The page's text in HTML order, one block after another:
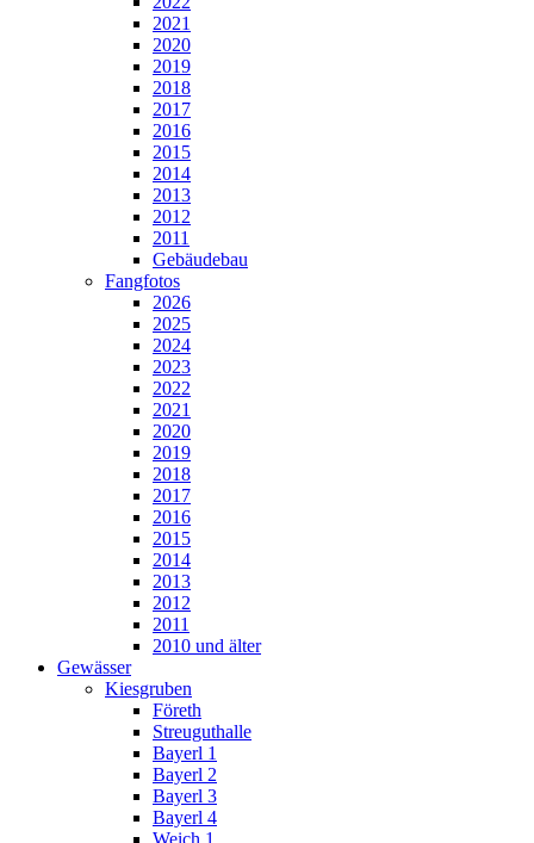
2021
2020
2019
2018
2017
2016
2015
2014
2013
2012
2011
Gebäudebau
Fangfotos
2026
2025
2024
2023
2022
2021
2020
2019
2018
2017
2016
2015
2014
2013
2012
2011
2010 und älter
Gewässer
Kiesgruben
Företh
Streuguthalle
Bayerl 1
Bayerl 2
Bayerl 3
Bayerl 4
Weich 1